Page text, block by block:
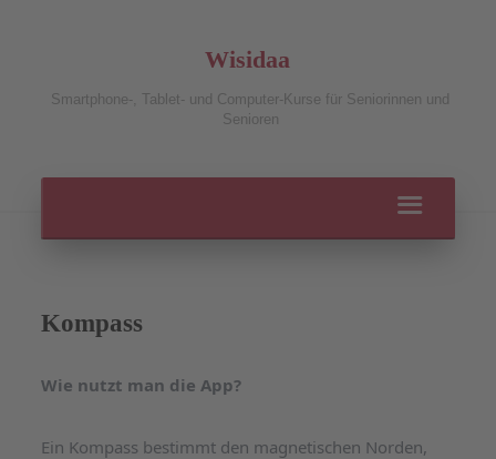
Wisidaa
Smartphone-, Tablet- und Computer-Kurse für Seniorinnen und
Senioren
Kompass
Wie nutzt man die App?
Ein Kompass bestimmt den magnetischen Norden,